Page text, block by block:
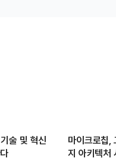
술 및 혁신
마이크로칩
지 아키텍처